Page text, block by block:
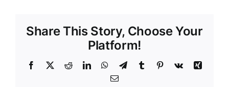
Share This Story, Choose Your
Platform!
Facebook
X RedditLinkedInWhatsApp
TelegramTumblr Pinterest
Vk
Xing
E-